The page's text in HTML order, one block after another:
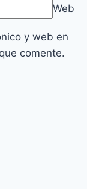
Web
y web en
comente.